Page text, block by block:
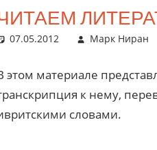
07.05.2012 Марк Ниран
этом материале
к нему,
словами.